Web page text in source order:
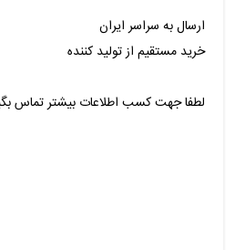
ارسال به سراسر ایران
خرید مستقیم از تولید کننده
لطفا جهت کسب اطلاعات بیشتر تماس